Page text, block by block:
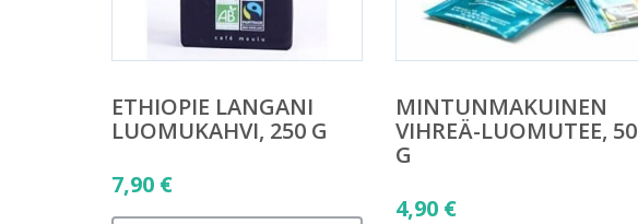
ETHIOPIE LANGANI
LUOMUKAHVI, 250 G
7,90 €
MINTUNMAKUINEN
VIHREÄ-LUOMUTEE, 50
G
4,90 €